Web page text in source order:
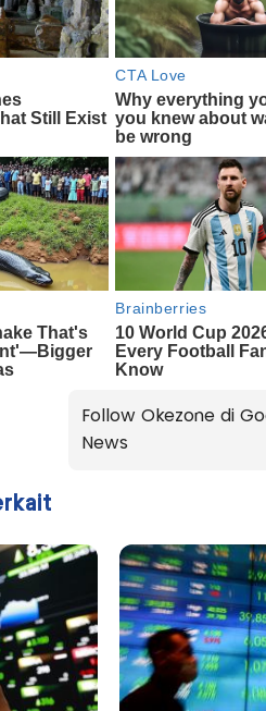
Follow Okezone di
News